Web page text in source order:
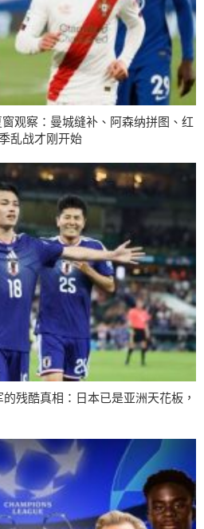
窗观察：曼城缝补、阿森纳拼图、红
乱战才刚开始
的残酷真相：日本已是亚洲天花板，